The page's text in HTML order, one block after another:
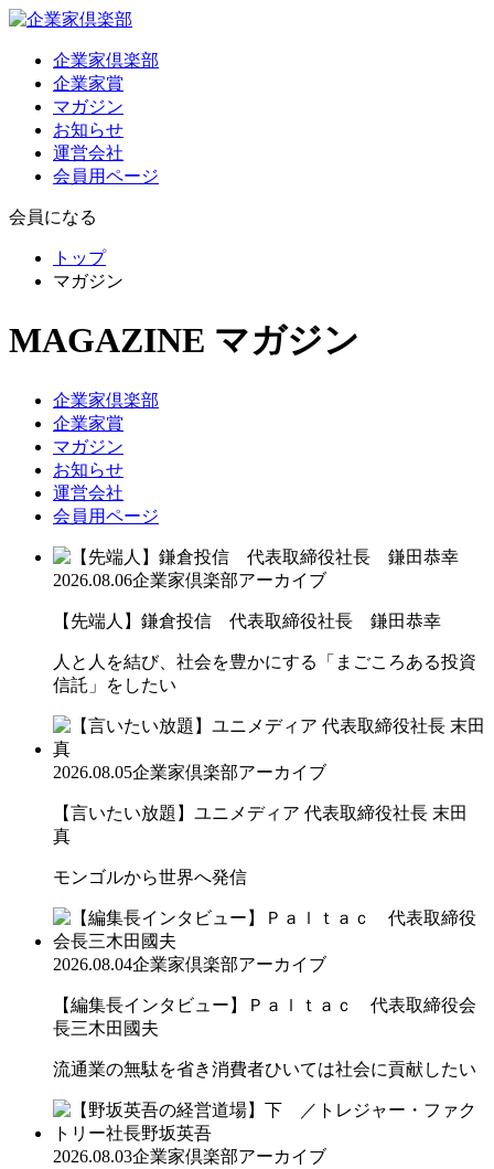
企業家倶楽部
企業家賞
マガジン
お知らせ
運営会社
会員用ページ
会員になる
トップ
マガジン
MAGAZINE マガジン
企業家倶楽部
企業家賞
マガジン
お知らせ
運営会社
会員用ページ
2026.08.06企業家倶楽部アーカイブ
【先端人】鎌倉投信 代表取締役社長 鎌田恭幸
人と人を結び、社会を豊かにする「まごころある投資
信託」をしたい
2026.08.05企業家倶楽部アーカイブ
【言いたい放題】ユニメディア 代表取締役社長 末田
真
モンゴルから世界へ発信
2026.08.04企業家倶楽部アーカイブ
【編集長インタビュー】Ｐａｌｔａｃ 代表取締役会
長三木田國夫
流通業の無駄を省き消費者ひいては社会に貢献したい
2026.08.03企業家倶楽部アーカイブ